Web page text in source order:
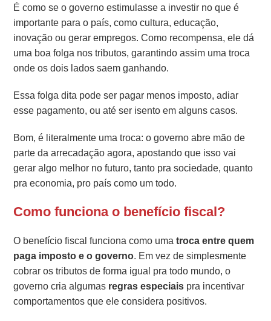
É como se o governo estimulasse a investir no que é
importante para o país, como cultura, educação,
inovação ou gerar empregos. Como recompensa, ele dá
uma boa folga nos tributos, garantindo assim uma troca
onde os dois lados saem ganhando.
Essa folga dita pode ser pagar menos imposto, adiar
esse pagamento, ou até ser isento em alguns casos.
Bom, é literalmente uma troca: o governo abre mão de
parte da arrecadação agora, apostando que isso vai
gerar algo melhor no futuro, tanto pra sociedade, quanto
pra economia, pro país como um todo.
Como funciona o benefício fiscal?
O benefício fiscal funciona como umatroca entre quem
paga imposto e o governo. Em vez de simplesmente
cobrar os tributos de forma igual pra todo mundo, o
governo cria algumas regras especiais pra incentivar
comportamentos que ele considera positivos.